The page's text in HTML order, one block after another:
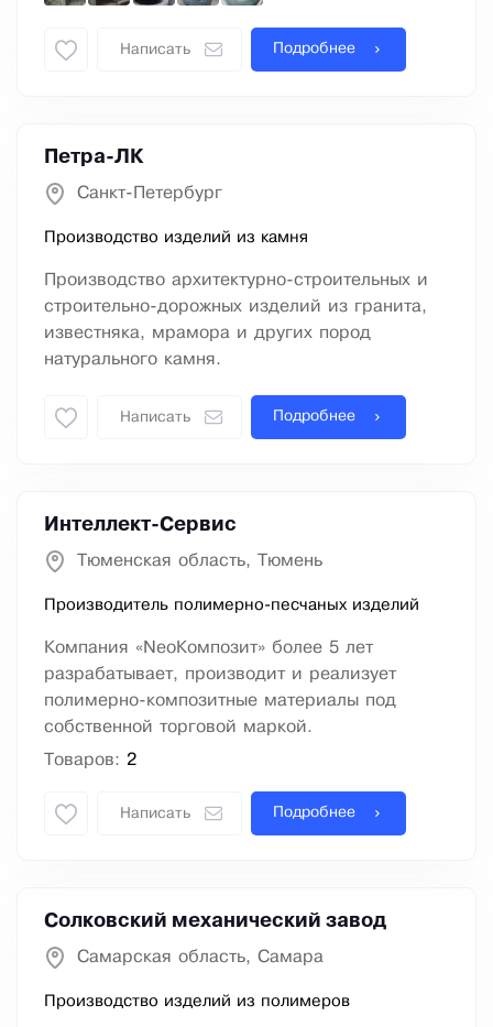
Написать Подробнее
Петра-ЛК
Санкт-Петербург
Производство изделий из камня
Производство архитектурно-строительных и
строительно-дорожных изделий из гранита,
известняка, мрамора и других пород
натурального камня.
Написать Подробнее
Интеллект-Сервис
Тюменская область, Тюмень
Производитель полимерно-песчаных изделий
Компания «NеоКомпозит» более 5 лет
разрабатывает, производит и реализует
полимерно-композитные материалы под
собственной торговой маркой.
Товаров: 2
Написать Подробнее
Солковский механический завод
Самарская область, Самара
Производство изделий из полимеров